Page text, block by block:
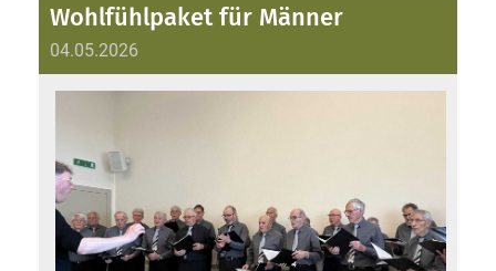
Wohlfühlpaket für Männer
04.05.2026